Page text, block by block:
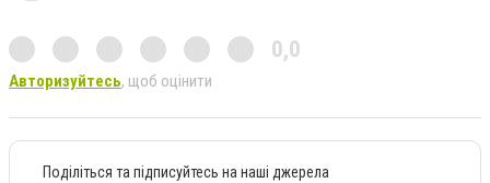
0,0
Авторизуйтесь, щоб оцінити
Поділіться та підписуйтесь на наші джерела